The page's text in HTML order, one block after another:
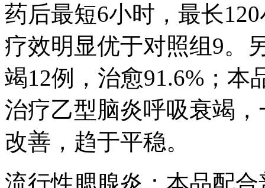
药后最短6小时，最长
疗效明显优于对照组9。
竭12例，治愈91.6%；本
治疗乙型脑炎呼吸衰竭
改善，趋于平稳。
流行性腮腺炎：本品配